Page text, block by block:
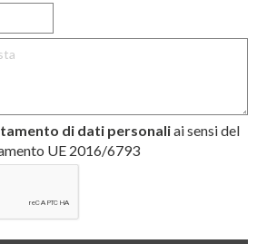
di dati personaliai sensi del
UE 2016/6793